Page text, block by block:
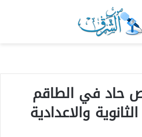
حاد في الطاقم
والاعدادية